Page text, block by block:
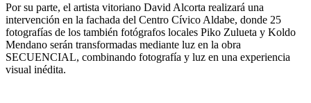
Por su parte, el artista vitoriano David Alcorta realizará una
intervención en la fachada del Centro Cívico Aldabe, donde 25
fotografías de los también fotógrafos locales Piko Zulueta y Koldo
Mendano serán transformadas mediante luz en la obra
SECUENCIAL, combinando fotografía y luz en una experiencia
visual inédita.